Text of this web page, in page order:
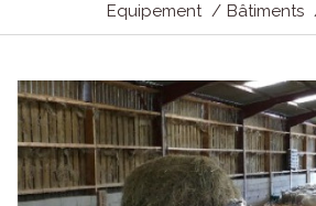
Equipement Bâtiments